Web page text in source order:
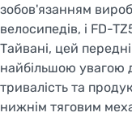
зобов'язанням
велосипедів, і FD-
Тайвані, цей
найбільшою увагою
тривалість та
нижнім тяговим